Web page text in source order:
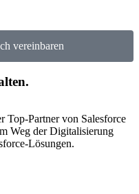
vereinbaren
Top-Partner von Salesforce
Weg der Digitalisierung
Lösungen.